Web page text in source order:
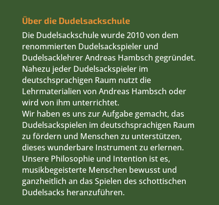
Kontakt
Möchten Sie…
Dudelsackspielen lernen?
einen Schnupperkurs besuchen?
Lehrmaterialien zum Üben finden?
Ihr Spielen verbessern?
Workshops besuchen?
Online-Workshops absolvieren?
einen Dudelsackspieler buchen?
mehr zum Thema Dudelsack erfahren?
Wir beantworten Ihnen alle Fragen! Die
Dudelsackschule erreichen Sie einfach und